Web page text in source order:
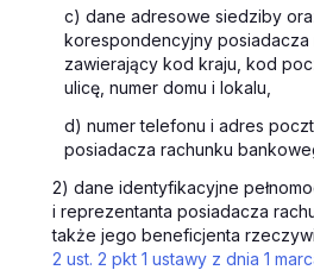
c) dane adresowe siedziby
korespondencyjny
zawierający kod kraju, kod
ulicę, numer domu i lokalu,
d) numer telefonu i adres
posiadacza rachunku
2) dane identyfikacyjne
i reprezentanta posiadacza
także jego beneficjenta
2 ust. 2 pkt 1 ustawy z dnia 1